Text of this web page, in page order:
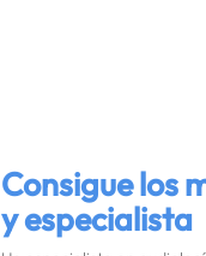
Consigue los
y especialista